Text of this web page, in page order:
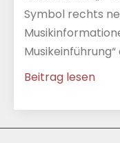
Symbol rechts
Beitrag lesen